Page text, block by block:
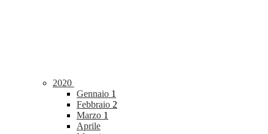
2020
Gennaio 1
Febbraio 2
Marzo 1
Aprile